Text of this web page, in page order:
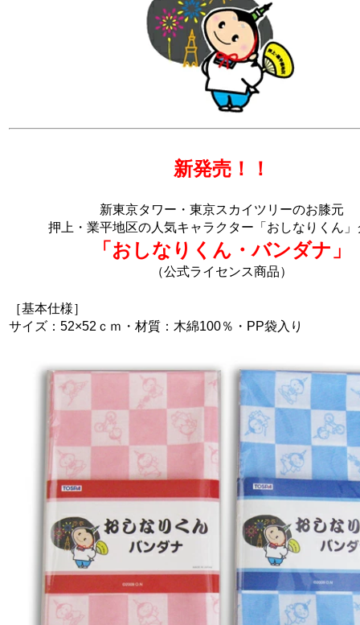
新発売！！
新東京タワー・東京スカイツリーのお膝元
押上・業平地区の人気キャラクター「おしなりくん」
「おしなりくん・バンダナ」
（公式ライセンス商品）
［基本仕様］
サイズ：52×52ｃｍ・材質：木綿100％・PP袋入り